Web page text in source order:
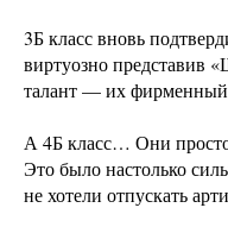
3Б класс вновь
виртуозно представив
талант — их фирменный
А 4Б класс… Они
Это было настолько
не хотели отпускать